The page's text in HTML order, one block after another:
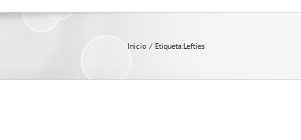
Inicio Etiqueta:Lefties